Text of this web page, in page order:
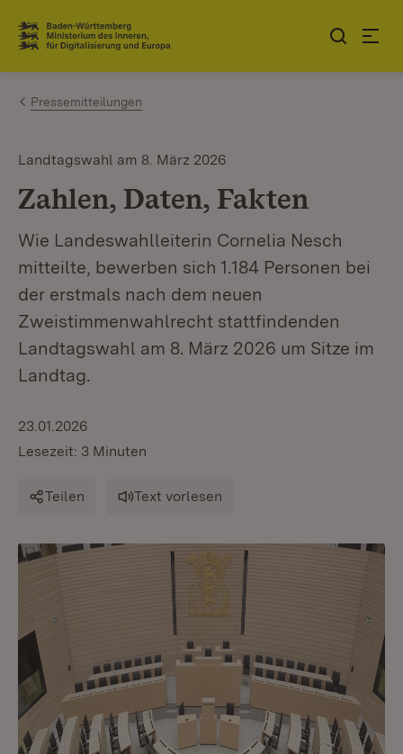
Zum Inhalt springen
Link zur Startseite
Pressemitteilungen
Landtagswahl am 8. März 2026
Zahlen, Daten, Fakten
Wie Landeswahlleiterin Cornelia Nesch
mitteilte, bewerben sich 1.184 Personen bei
der erstmals nach dem neuen
Zweistimmenwahlrecht stattfindenden
Landtagswahl am 8. März 2026 um Sitze im
Landtag.
23.01.2026
Lesezeit: 3 Minuten
Teilen Text vorlesen